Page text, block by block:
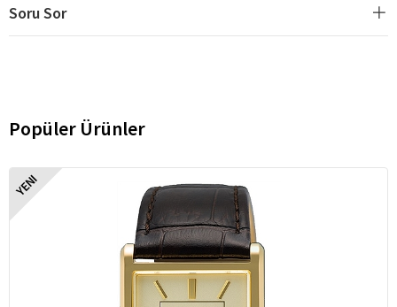
Soru Sor
Popüler Ürünler
YENI